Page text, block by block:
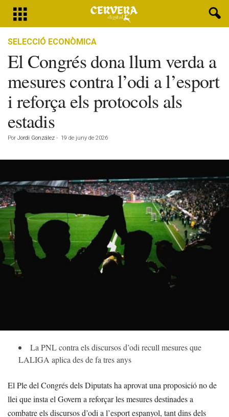
SELECCIÓ ECONÒMICA
El Congrés dona llum verda a
mesures contra l’odi a l’esport
i reforça els protocols als
estadis
Por Jordi González - 19 de juny de 2026
La PNL contra els discursos d’odi recull mesures que
LALIGA aplica des de fa tres anys
El Ple del Congrés dels Diputats ha aprovat una proposició no de
llei que insta el Govern a reforçar les mesures destinades a
combatre els discursos d’odi a l’esport espanyol, tant dins dels